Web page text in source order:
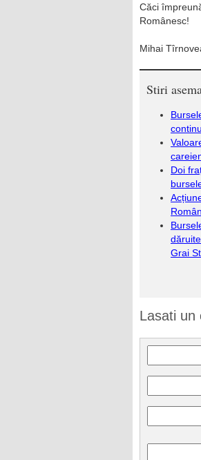
Căci
Românesc!
Mihai
Stiri
Doi
Grai
Lasati un